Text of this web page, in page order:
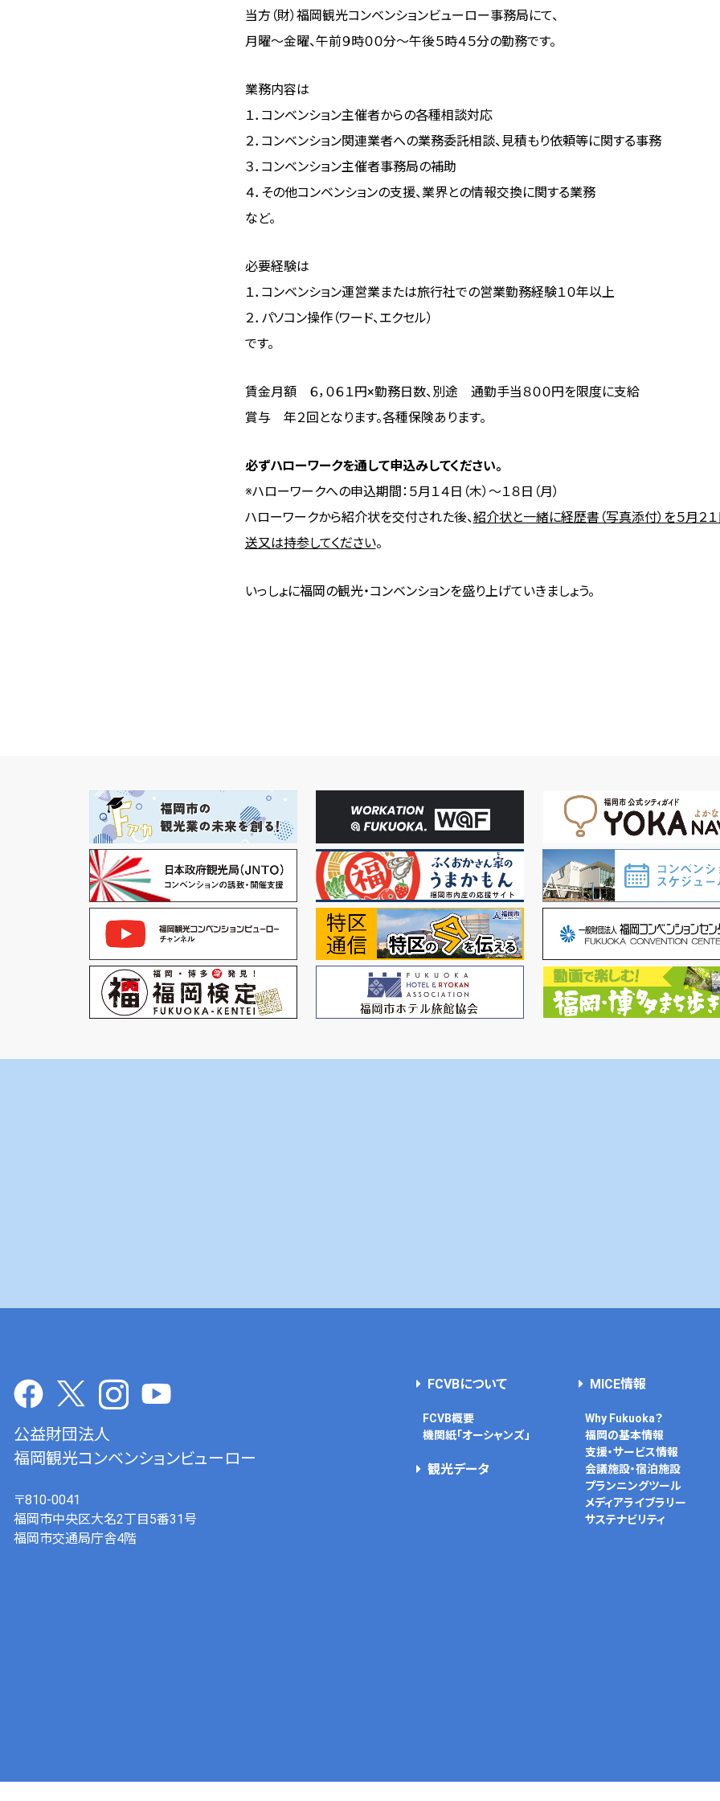
当方（財）福岡観光コンベンションビューロー事務局にて、
月曜～金曜、午前９時００分～午後５時４５分の勤務です。
業務内容は
１．コンベンション主催者からの各種相談対応
２．コンベンション関連業者への業務委託相談、見積もり依頼等に関する事務
３．コンベンション主催者事務局の補助
４．その他コンベンションの支援、業界との情報交換に関する業務
など。
必要経験は
１．コンベンション運営業または旅行社での営業勤務経験１０年以上
２．パソコン操作（ワード、エクセル）
です。
賃金月額 ６，０６１円×勤務日数、別途 通勤手当８００円を限度に支給
賞与 年２回となります。各種保険あります。
必ずハローワークを通して申込みしてください。
※ハローワークへの申込期間：５月１４日（木）～１８日（月）
ハローワークから紹介状を交付された後、紹介状と一緒に経歴書（写真添付）を５月２
送又は持参してください。
いっしょに福岡の観光・コンベンションを盛り上げていきましょう。
公益財団法人
福岡観光コンベンションビューロー
〒810-0041
福岡市中央区大名2丁目5番31号
福岡市交通局庁舎4階
FCVBについて
FCVB概要
機関紙「オーシャンズ」
観光データ
MICE情報
Why Fukuoka？
福岡の基本情報
支援・サービス情報
会議施設・宿泊施設
プランニングツール
メディアライブラリー
サステナビリティ